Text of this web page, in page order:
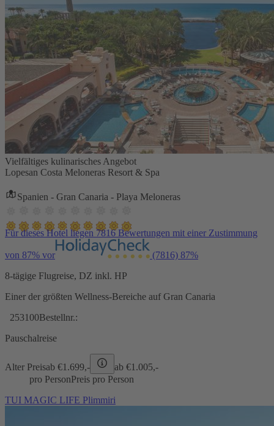
Vielfältiges kulinarisches Angebot
Lopesan Costa Meloneras Resort & Spa
Spanien - Gran Canaria - Playa Meloneras
Für dieses Hotel liegen 7816 Bewertungen mit einer Zustimmung
von 87% vor (7816) 87%
8-tägige Flugreise, DZ inkl. HP
Einer der größten Wellness-Bereiche auf Gran Canaria
253100Bestellnr.:
Pauschalreise
Alter Preisab €1.699,- ab €1.005,-
pro PersonPreis pro Person
TUI MAGIC LIFE Plimmiri